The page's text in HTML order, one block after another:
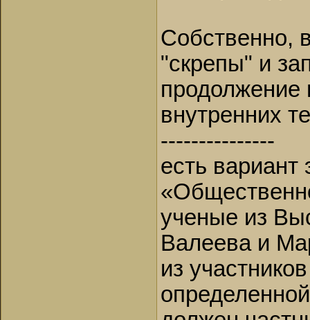
Собственно,
"скрепы" и
продолжение
внутренних
---------------
есть вариант
ученые из
Валеева и
из